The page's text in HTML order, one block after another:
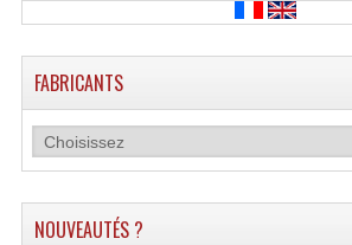
FABRICANTS
NOUVEAUTÉS ?